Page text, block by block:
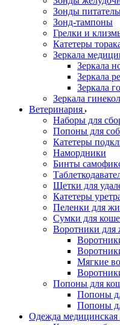
Зонды
Зонд-тампоны
Грелки и
Катетеры
Зеркала
Зеркала
Зеркала
Зеркала
Зеркала
Ветеринария
Наборы для
Попоны для
Катетеры
Намордники
Бинты
Щетки для
Катетеры
Пеленки для
Сумки для
Воротники для
Мягкие
Попоны для
Попоны
Попоны
Одежда медицинская